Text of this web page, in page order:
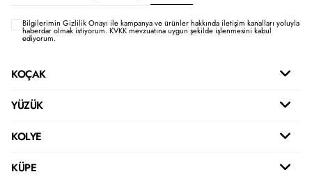
Bilgilerimin Gizlilik Onayı ile kampanya ve ürünler hakkında iletişim kanalları yoluyla
haberdar olmak istiyorum.KVKK mevzuatına uygun şekilde işlenmesini kabul
ediyorum.
KOÇAK
YÜZÜK
KOLYE
KÜPE